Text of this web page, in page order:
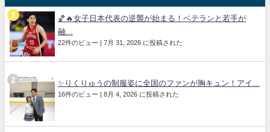
🏀🔥女子日本代表の逆襲が始まる！ベテランと若手が
融...
22件のビュー 7月 31, 2026 に投稿された
✨りくりゅうの制服姿に全国のファンが胸キュン！アイ...
16件のビュー 8月 4, 2026 に投稿された